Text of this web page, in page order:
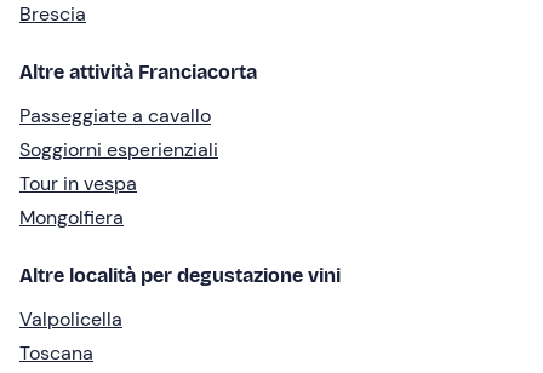
Brescia
Altre attività Franciacorta
Passeggiate a cavallo
Soggiorni esperienziali
Tour in vespa
Mongolfiera
Altre località per degustazione vini
Valpolicella
Toscana